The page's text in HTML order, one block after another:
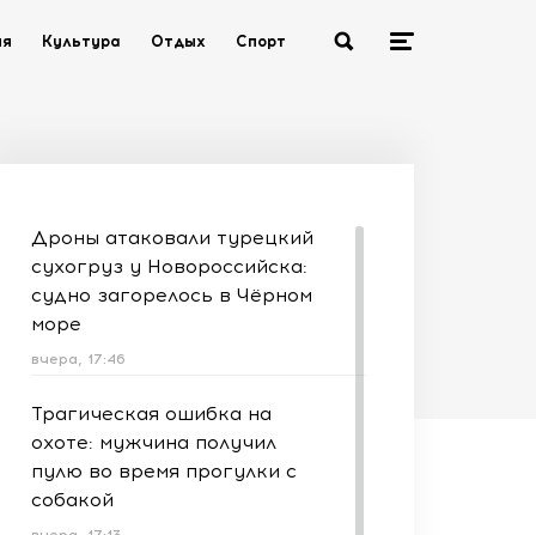
Культура Отдых Спорт
Дроны атаковали турецкий
сухогруз у Новороссийска:
судно загорелось в Чёрном
море
вчера, 17:46
Трагическая ошибка на
охоте: мужчина получил
пулю во время прогулки с
собакой